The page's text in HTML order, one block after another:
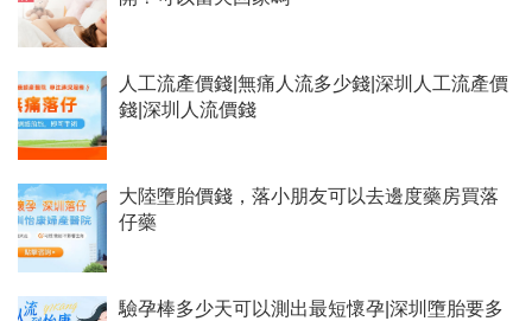
人工流產價錢|無痛人流多少錢|深圳人工流產價
錢|深圳人流價錢
大陸墮胎價錢，落小朋友可以去邊度藥房買落
仔藥
驗孕棒多少天可以測出最短懷孕|深圳墮胎要多